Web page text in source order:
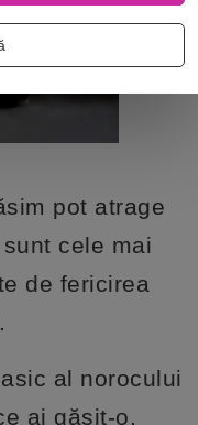
pot atrage
cele mai
de fericirea
al norocului
ai găsit-o,